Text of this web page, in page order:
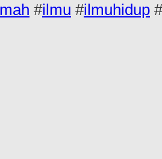
#ilmu #ilmuhidup #